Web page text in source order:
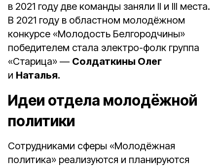
в 2021 году две команды заняли II и III места.
В 2021 году в областном молодёжном
конкурсе «Молодость Белгородчины»
победителем стала электро-фолк группа
«Старица» — Солдаткины Олег
и Наталья.
Идеи отдела молодёжной
политики
Сотрудниками сферы «Молодёжная
политика» реализуются и планируются